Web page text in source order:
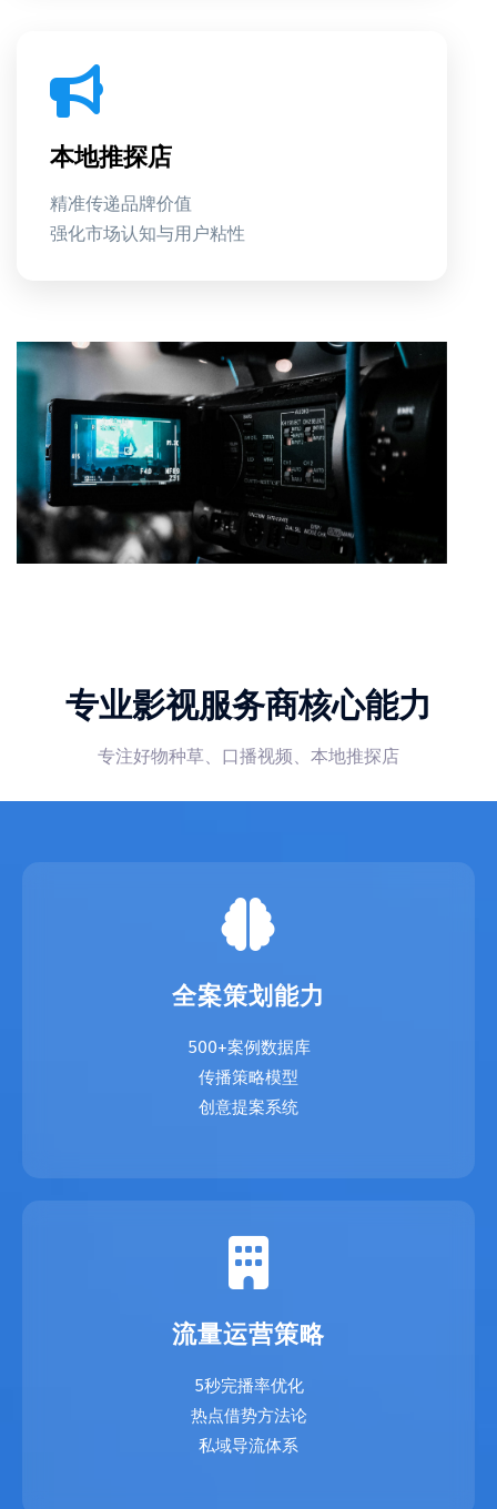
本地推探店
精准传递品牌价值
强化市场认知与用户粘性
专业影视服务商核心能力
专注好物种草、口播视频、本地推探店
全案策划能力
500+案例数据库
传播策略模型
创意提案系统
流量运营策略
5秒完播率优化
热点借势方法论
私域导流体系